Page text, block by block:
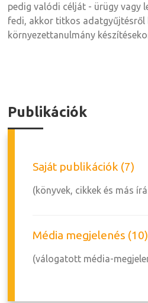
pedig valódi célját - ürügy vagy
fedi, akkor titkos adatgyűjtésről
környezettanulmány
Publikációk
Saját publikációk (7)
(könyvek, cikkek és más
Média megjelenés (10)
(válogatott média-